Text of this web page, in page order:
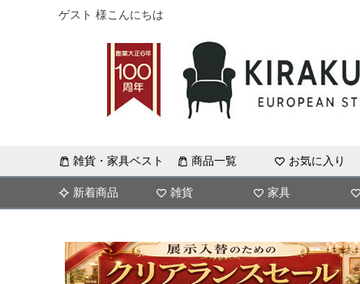
ゲスト 様こんにちは
雑貨・家具ベスト 商品一覧 お気に入り
新着商品 雑貨 家具